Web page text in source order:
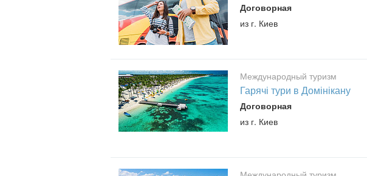
Договорная
из г. Киев
Международный туризм
Гарячі тури в Домінікану
Договорная
из г. Киев